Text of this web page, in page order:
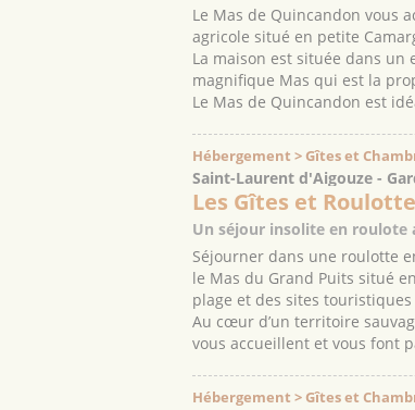
Le Mas de Quincandon vous
agricole situé en petite
La maison est située dans un
magnifique Mas qui est la
Le Mas de Quincandon est
Hébergement > Gîtes et
Saint-Laurent d'Aigouze -
Les Gîtes et
Un séjour insolite en
Séjourner dans une roulotte
le Mas du Grand Puits situé
plage et des sites
Au cœur d’un territoire
vous accueillent et vous font
Hébergement > Gîtes et